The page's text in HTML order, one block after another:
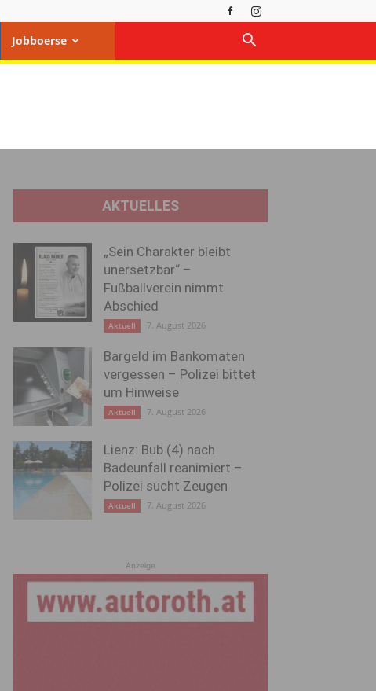
Jobboerse
AKTUELLES
„Sein Charakter bleibt
unersetzbar“ –
Fußballverein nimmt
Abschied
Aktuell 7. August 2026
Bargeld im Bankomaten
vergessen – Polizei bittet
um Hinweise
Aktuell 7. August 2026
Lienz: Bub (4) nach
Badeunfall reanimiert –
Polizei sucht Zeugen
Aktuell 7. August 2026
Anzeige